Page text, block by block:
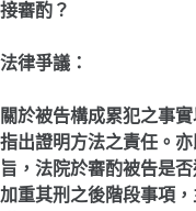
接審酌？
法律爭議 ：
關於被告構成累犯之事
指出證明方法之責任。
旨，法院於審酌被告是
加重其刑之後階段事項